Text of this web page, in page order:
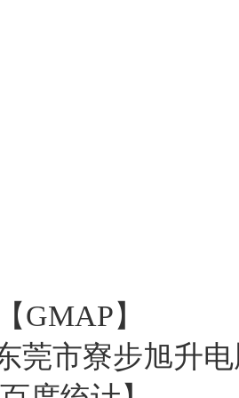
GMAP】
莞市寮步旭升